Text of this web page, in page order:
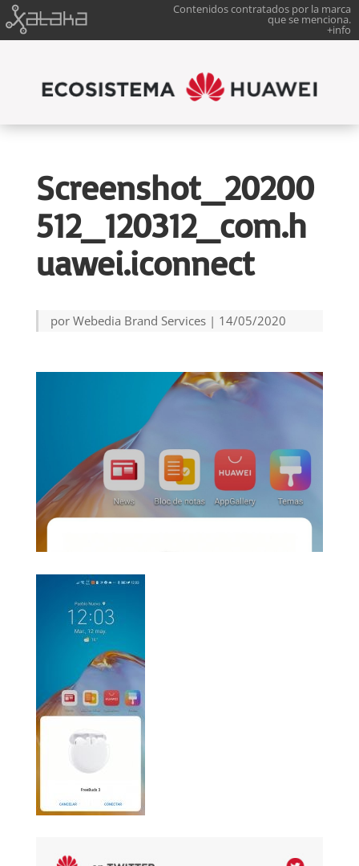
Contenidos contratados por la marca
que se menciona.
+info
Screenshot_20200
512_120312_com.h
uawei.iconnect
por Webedia Brand Services| 14/05/2020